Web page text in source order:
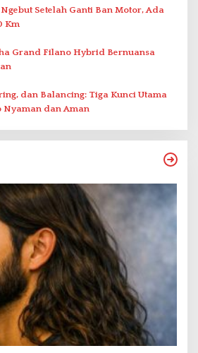
Ngebut Setelah Ganti Ban Motor, Ada
Km
Grand Filano Hybrid Bernuansa
dan Balancing: Tiga Kunci Utama
Nyaman dan Aman